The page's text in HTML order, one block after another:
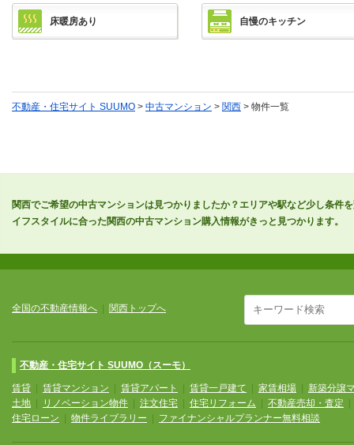
床暖房あり 自慢のキッチン
不動産・住宅サイト SUUMO > 中古マンション > 関西 > 物件一覧
関西でご希望の中古マンションは見つかりましたか？エリアや駅など少し条件
イフスタイルに合った関西の中古マンション購入情報がきっと見つかります。
全国の不動産情報へ 関西トップへ
不動産・住宅サイト SUUMO（スーモ）
賃貸 賃貸マンション 賃貸アパート 賃貸一戸建て 家賃相場
新築分譲
土地
リノベーション物件 注文住宅 住宅リフォーム 不動産売却・査定
住宅ローン
物件ライブラリー ファイナンシャルプランナー無料相談